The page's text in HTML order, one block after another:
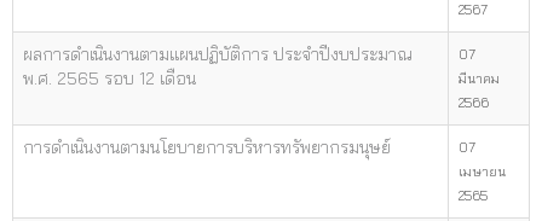
2567
ผลการดำเนินงานตามแผนปฏิบัติการ ประจำปีงบประมาณ
พ.ศ. 2565 รอบ 12 เดือน
07
มีนาคม
2566
การดำเนินงานตามนโยบายการบริหารทรัพยากรมนุษย์
07
เมษายน
2565